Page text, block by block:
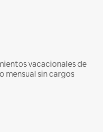
vacacionales de
mensual sin cargos